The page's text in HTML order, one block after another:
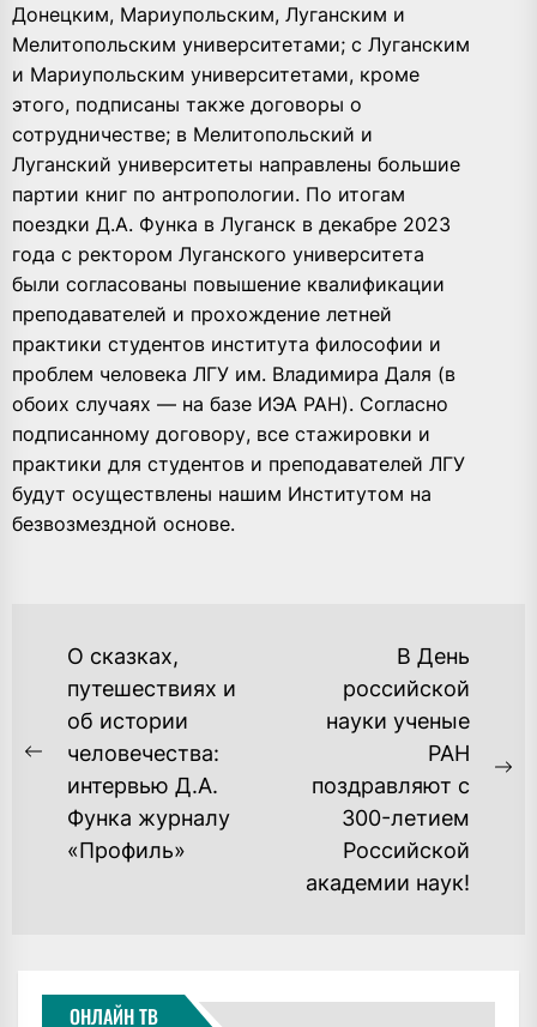
Донецким, Мариупольским, Луганским и
Мелитопольским университетами; с Луганским
и Мариупольским университетами, кроме
этого, подписаны также договоры о
сотрудничестве; в Мелитопольский и
Луганский университеты направлены большие
партии книг по антропологии. По итогам
поездки Д.А. Функа в Луганск в декабре 2023
года с ректором Луганского университета
были согласованы повышение квалификации
преподавателей и прохождение летней
практики студентов института философии и
проблем человека ЛГУ им. Владимира Даля (в
обоих случаях — на базе ИЭА РАН). Согласно
подписанному договору, все стажировки и
практики для студентов и преподавателей ЛГУ
будут осуществлены нашим Институтом на
безвозмездной основе.
НАВИГАЦИЯ
ЗАПИСЯМ
Previous
post:
О сказках,
путешествиях и
об истории
человечества:
интервью Д.А.
Функа журналу
«Профиль»
В День
российской
науки ученые
РАН
поздравляют с
300-летием
Российской
академии наук!
ОНЛАЙН ТВ